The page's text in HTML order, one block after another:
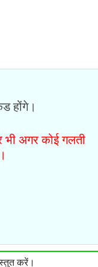
होंगे।
भी अगर कोई गलती
करें।